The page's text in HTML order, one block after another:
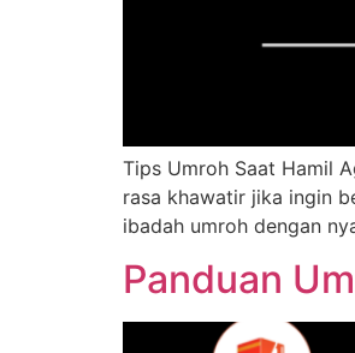
Tips Umroh Saat Hamil
rasa khawatir jika ingin
ibadah umroh dengan
Panduan